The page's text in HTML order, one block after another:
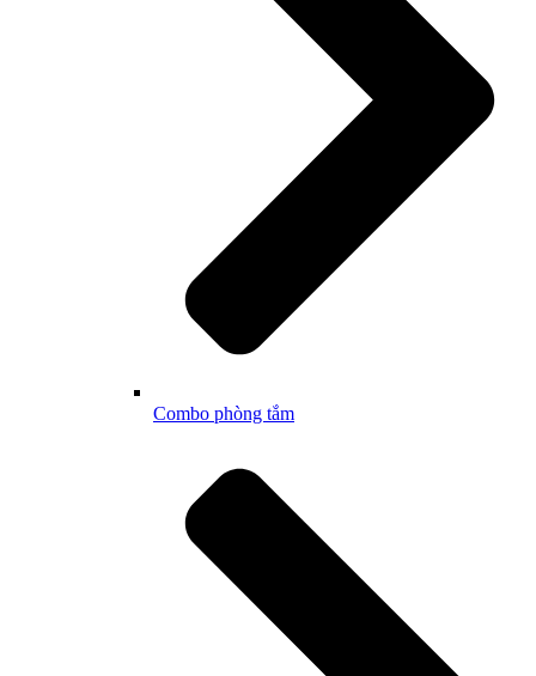
Combo phòng tắm